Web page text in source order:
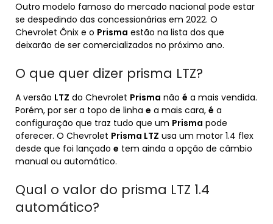
Outro modelo famoso do mercado nacional pode estar
se despedindo das concessionárias em 2022. O
Chevrolet Ônix e o Prisma estão na lista dos que
deixarão de ser comercializados no próximo ano.
O que quer dizer prisma LTZ?
A versão LTZ do Chevrolet Prisma não é a mais vendida.
Porém, por ser a topo de linha e a mais cara, é a
configuração que traz tudo que um Prisma pode
oferecer. O Chevrolet Prisma LTZ usa um motor 1.4 flex
desde que foi lançado e tem ainda a opção de câmbio
manual ou automático.
Qual o valor do prisma LTZ 1.4
automático?